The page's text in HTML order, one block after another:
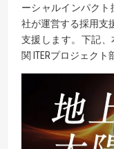
ーシャルインパク
社が運営する採用支
支援します。下記、
関 ITERプロジェクト